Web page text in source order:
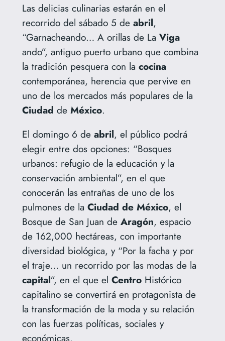
Las delicias culinarias estarán en el
recorrido del sábado 5 de abril,
“Garnacheando… A orillas de La Viga
ando”, antiguo puerto urbano que combina
la tradición pesquera con la cocina
contemporánea, herencia que pervive en
uno de los mercados más populares de la
Ciudad de México.
El domingo 6 de abril, el público podrá
elegir entre dos opciones: “Bosques
urbanos: refugio de la educación y la
conservación ambiental”, en el que
conocerán las entrañas de uno de los
pulmones de la Ciudad de México, el
Bosque de San Juan de Aragón, espacio
de 162,000 hectáreas, con importante
diversidad biológica, y “Por la facha y por
el traje… un recorrido por las modas de la
capital”, en el que el CentroHistórico
capitalino se convertirá en protagonista de
la transformación de la moda y su relación
con las fuerzas políticas, sociales y
económicas.